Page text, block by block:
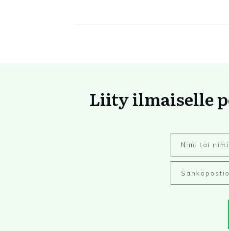
Liity ilmaiselle